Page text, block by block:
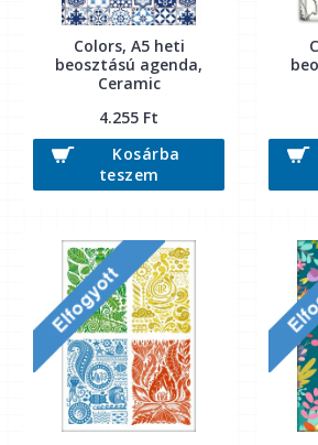
Colors, A5 heti
beosztású agenda,
Ceramic
4.255 Ft
Kosárba
teszem